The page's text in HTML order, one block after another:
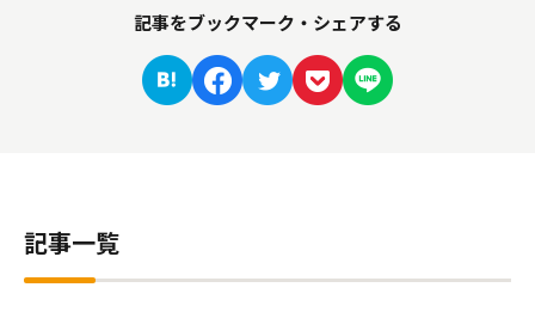
記事をブックマーク・シェアする
記事一覧